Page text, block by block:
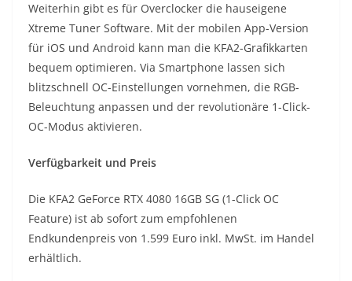
Weiterhin gibt es für Overclocker die hauseigene
Xtreme Tuner Software. Mit der mobilen App-Version
für iOS und Android kann man die KFA2-Grafikkarten
bequem optimieren. Via Smartphone lassen sich
blitzschnell OC-Einstellungen vornehmen, die RGB-
Beleuchtung anpassen und der revolutionäre 1-Click-
OC-Modus aktivieren.
Verfügbarkeit und Preis
Die KFA2 GeForce RTX 4080 16GB SG (1-Click OC
Feature) ist ab sofort zum empfohlenen
Endkundenpreis von 1.599 Euro inkl. MwSt. im Handel
erhältlich.